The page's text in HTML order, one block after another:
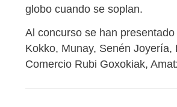
globo cuando se soplan.
Al concurso se han
Kokko, Munay, Senén
Comercio Rubi Goxokiak,